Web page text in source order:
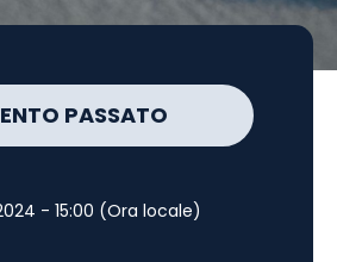
PASSATO
- 15:00 (Ora locale)